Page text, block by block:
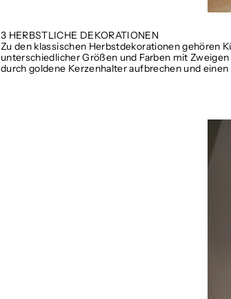
3 HERBSTLICHE DEKORATIONEN
Zu den klassischen Herbstdekorationen gehören
unterschiedlicher Größen und Farben mit
durch goldene Kerzenhalter aufbrechen und